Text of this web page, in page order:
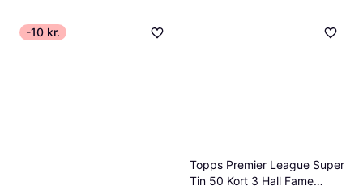
-10 kr.
Topps Premier League Super
Tin 50 Kort 3 Hall Fame